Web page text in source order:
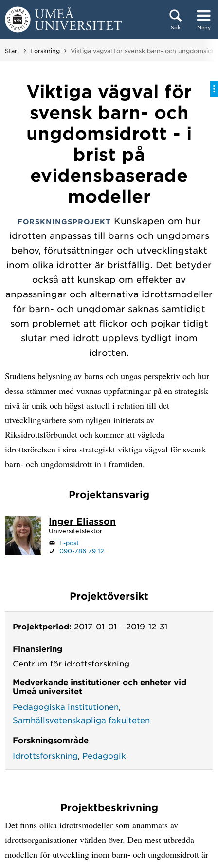
Hoppa direkt till innehållet
Sök Meny
Huvudmenyn dold.
Start Forskning Du är här:
Viktiga vägval för svensk barn- och
Viktiga vägval för
svensk barn- och
ungdomsidrott - i
brist på
evidensbaserade
modeller
FORSKNINGSPROJEKT Kunskapen om hur
idrotten anpassas till barns och ungdomars
behov, förutsättningar och utvecklingstakt
inom olika idrotter är bristfällig. Det betyder
också att kunskap om effekter av
anpassningar och alternativa idrottsmodeller
för barn- och ungdomar saknas samtidigt
som problemet att flickor och pojkar tidigt
slutar med idrott upplevs tydligt inom
idrotten.
Studiens belysning av barns och ungas perspektiv och hur
dessa stämmer med vuxnas uppfattningar på en strategisk
nivå är unik och högst aktuell i relation till det
utvecklingsarbete som nyligen initierats av
Riksidrottsförbundet och kommer att vägleda
idrottsrörelsen i sina strategiskt viktiga vägval för svensk
barn- och ungdomsidrott in i framtiden.
Projektansvarig
Inger Eliasson
Universitetslektor
E-post
090-786 79 12
Projektöversikt
Projektperiod: 2017-01-01 – 2019-12-31
Finansiering
Centrum för idrottsforskning
Medverkande institutioner och enheter vid
Umeå universitet
Pedagogiska institutionen
Samhällsvetenskapliga fakulteten
Forskningsområde
Idrottsforskning Pedagogik
Projektbeskrivning
Det finns olika idrottsmodeller som anammats av
idrottsorganisationer världen över. Den mest utbredda
modellen för utveckling inom barn- och ungdomsidrott är